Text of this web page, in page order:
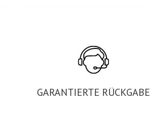
GARANTIERTE RÜCKGABE